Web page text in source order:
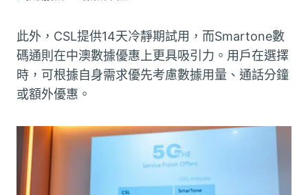
此外，CSL提供14天冷靜期試用，而Smartone數
碼通則在中澳數據優惠上更具吸引力。用戶在選擇
時，可根據自身需求優先考慮數據用量、通話分鐘
或額外優惠。